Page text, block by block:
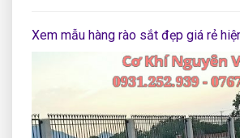
Xem mẫu hàng rào sắt đẹp giá rẻ